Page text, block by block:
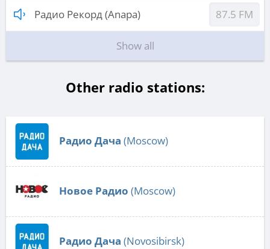
Радио Рекорд (Anapa) 87.5 FM
Show all
Other radio stations:
Радио Дача (Moscow)
Новое Радио (Moscow)
Радио Дача (Novosibirsk)